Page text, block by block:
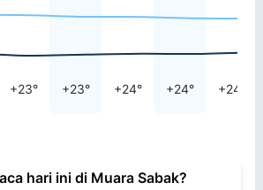
+23° +23° +24° +24° +24°
hari ini di Muara Sabak?